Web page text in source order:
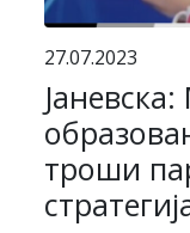
27.07.2023
троши